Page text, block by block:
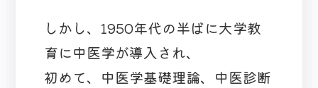
しかし、1950年代の半ばに大学教
育に中医学が導入され、
初めて、中医学基礎理論、中医診断